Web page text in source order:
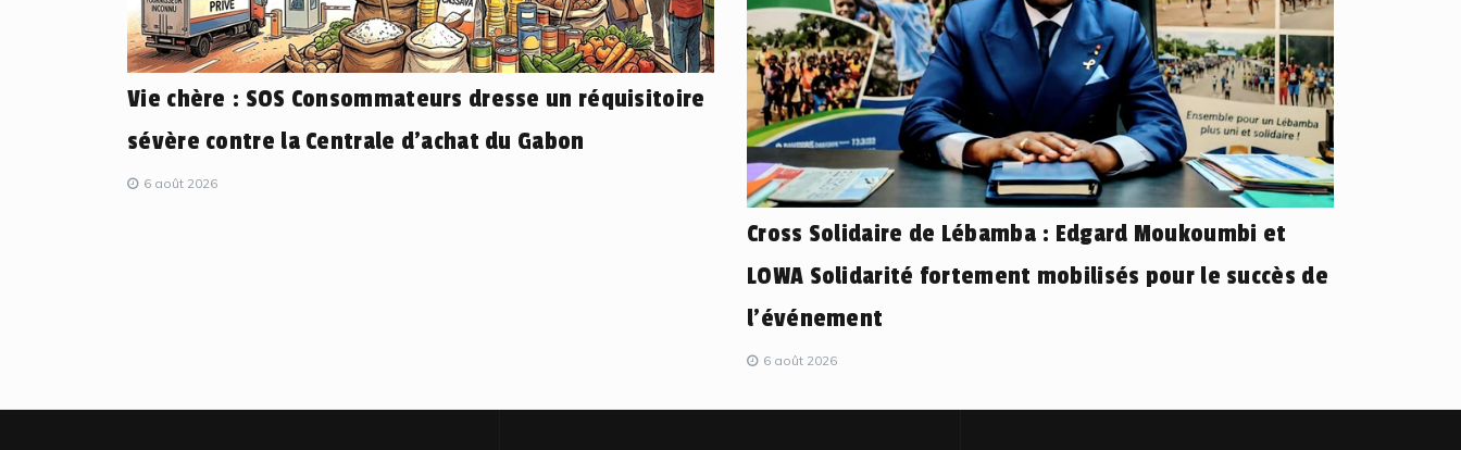
Vie chère : SOS Consommateurs dresse un réquisitoire
sévère contre la Centrale d’achat du Gabon
6 août 2026
Cross Solidaire de Lébamba : Edgard Moukoumbi et
LOWA Solidarité fortement mobilisés pour le succès de
l’événement
6 août 2026